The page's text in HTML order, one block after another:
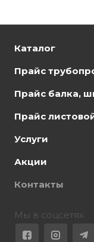
Каталог
Прайс
Прайс балка,
Прайс
Услуги
Акции
Контакты
Мы в соцсетях